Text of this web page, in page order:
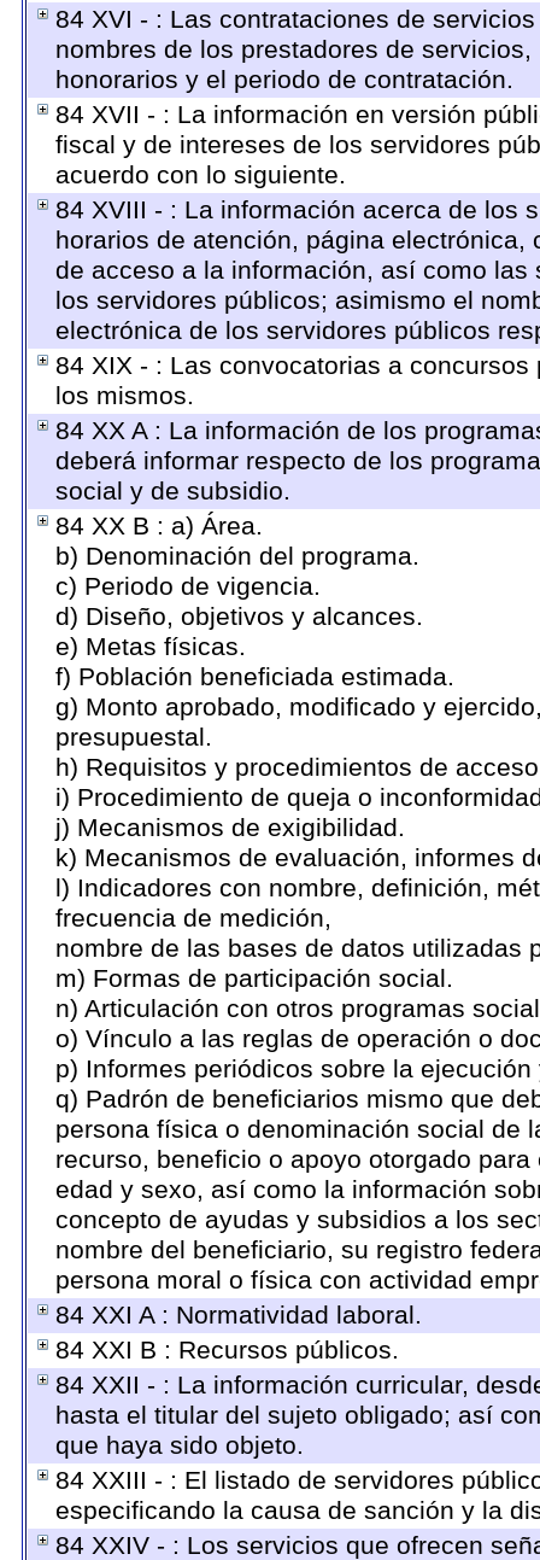
84 XVI - : Las contrataciones de
nombres de los prestadores de
honorarios y el periodo de contratación.
84 XVII - : La información en versión
fiscal y de intereses de los servidores
acuerdo con lo siguiente.
84 XVIII - : La información acerca de los
horarios de atención, página
de acceso a la información, así como
los servidores públicos; asimismo el
electrónica de los servidores públicos
84 XIX - : Las convocatorias a
los mismos.
84 XX A : La información de los
deberá informar respecto de los
social y de subsidio.
84 XX B : a) Área.
b) Denominación del programa.
c) Periodo de vigencia.
d) Diseño, objetivos y alcances.
e) Metas físicas.
f) Población beneficiada estimada.
g) Monto aprobado, modificado y
presupuestal.
h) Requisitos y procedimientos de
i) Procedimiento de queja o
j) Mecanismos de exigibilidad.
k) Mecanismos de evaluación, informes
l) Indicadores con nombre, definición,
frecuencia de medición,
nombre de las bases de datos utilizadas
m) Formas de participación social.
n) Articulación con otros programas
o) Vínculo a las reglas de operación o
p) Informes periódicos sobre la
q) Padrón de beneficiarios mismo que
persona física o denominación social de
recurso, beneficio o apoyo otorgado
edad y sexo, así como la información
concepto de ayudas y subsidios a los
nombre del beneficiario, su registro
persona moral o física con actividad
84 XXI A : Normatividad laboral.
84 XXI B : Recursos públicos.
84 XXII - : La información curricular,
hasta el titular del sujeto obligado; así
que haya sido objeto.
84 XXIII - : El listado de servidores
especificando la causa de sanción y la
84 XXIV - : Los servicios que ofrecen